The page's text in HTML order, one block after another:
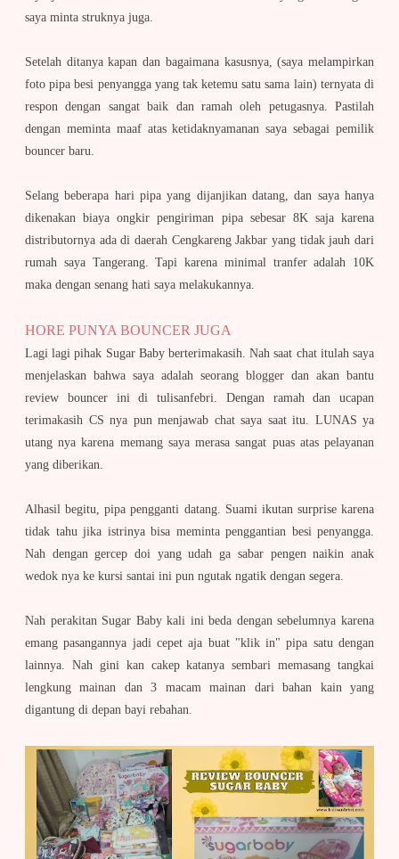
saya minta struknya juga.
Setelah ditanya kapan dan bagaimana kasusnya, (saya melampirkan
foto pipa besi penyangga yang tak ketemu satu sama lain) ternyata di
respon dengan sangat baik dan ramah oleh petugasnya. Pastilah
dengan meminta maaf atas ketidaknyamanan saya sebagai pemilik
bouncer baru.
Selang beberapa hari pipa yang dijanjikan datang, dan saya hanya
dikenakan biaya ongkir pengiriman pipa sebesar 8K saja karena
distributornya ada di daerah Cengkareng Jakbar yang tidak jauh dari
rumah saya Tangerang. Tapi karena minimal tranfer adalah 10K
maka dengan senang hati saya melakukannya.
HORE PUNYA BOUNCER JUGA
Lagi lagi pihak Sugar Baby berterimakasih. Nah saat chat itulah saya
menjelaskan bahwa saya adalah seorang blogger dan akan bantu
review bouncer ini di tulisanfebri. Dengan ramah dan ucapan
terimakasih CS nya pun menjawab chat saya saat itu. LUNAS ya
utang nya karena memang saya merasa sangat puas atas pelayanan
yang diberikan.
Alhasil begitu, pipa pengganti datang. Suami ikutan surprise karena
tidak tahu jika istrinya bisa meminta penggantian besi penyangga.
Nah dengan gercep doi yang udah ga sabar pengen naikin anak
wedok nya ke kursi santai ini pun ngutak ngatik dengan segera.
Nah perakitan Sugar Baby kali ini beda dengan sebelumnya karena
emang pasangannya jadi cepet aja buat "klik in" pipa satu dengan
lainnya. Nah gini kan cakep katanya sembari memasang tangkai
lengkung mainan dan 3 macam mainan dari bahan kain yang
digantung di depan bayi rebahan.